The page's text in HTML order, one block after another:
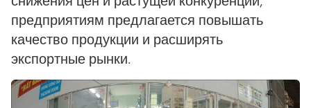
предприятиям предлагается повышать
качество продукции и расширять
экспортные рынки.